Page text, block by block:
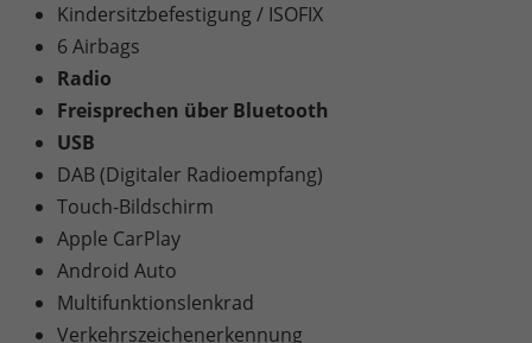
Kindersitzbefestigung / ISOFIX
6 Airbags
Radio
Freisprechen über Bluetooth
USB
DAB (Digitaler Radioempfang)
Touch-Bildschirm
Apple CarPlay
Android Auto
Multifunktionslenkrad
Verkehrszeichenerkennung